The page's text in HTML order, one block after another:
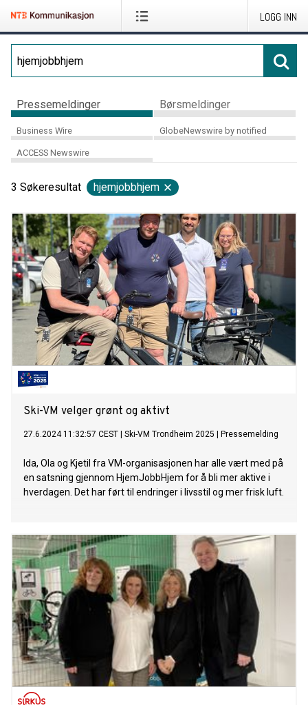
LOGG INN
Pressemeldinger Børsmeldinger
Business Wire GlobeNewswire by notified
ACCESS Newswire
3 Søkeresultat hjemjobbhjem
Ski-VM velger grønt og aktivt
27.6.2024 11:32:57 CEST Ski-VM Trondheim 2025 Pressemelding
Ida, Ola og Kjetil fra VM-organisasjonen har alle vært med på
en satsning gjennom HjemJobbHjem for å bli mer aktive i
hverdagen. Det har ført til endringer i livsstil og mer frisk luft.